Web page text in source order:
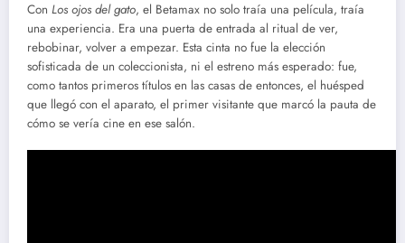
Con Los ojos del gato, el Betamax no solo traía una película, traía
una experiencia. Era una puerta de entrada al ritual de ver,
rebobinar, volver a empezar. Esta cinta no fue la elección
sofisticada de un coleccionista, ni el estreno más esperado: fue,
como tantos primeros títulos en las casas de entonces, el huésped
que llegó con el aparato, el primer visitante que marcó la pauta de
cómo se vería cine en ese salón.